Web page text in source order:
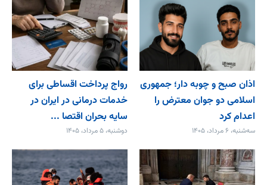
اذان صبح و چوبه دار؛ جمهوری
اسلامی دو جوان معترض را
اعدام کرد
سه‌شنبه، ۶ مرداد، ۱۴۰۵
رواج پرداخت اقساطی برای
خدمات درمانی در ایران در
سایه بحران اقتصا ...
دوشنبه، ۵ مرداد، ۱۴۰۵